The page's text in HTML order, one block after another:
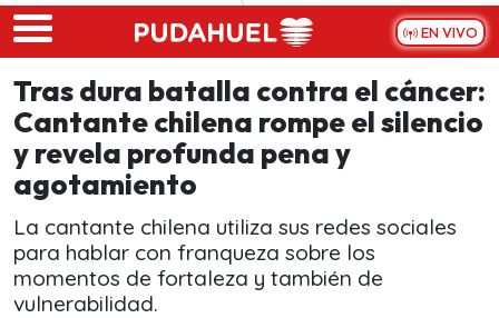
Skip to main content
EN VIVO
Tras dura batalla contra el cáncer:
Cantante chilena rompe el silencio
y revela profunda pena y
agotamiento
La cantante chilena utiliza sus redes sociales
para hablar con franqueza sobre los
momentos de fortaleza y también de
vulnerabilidad.